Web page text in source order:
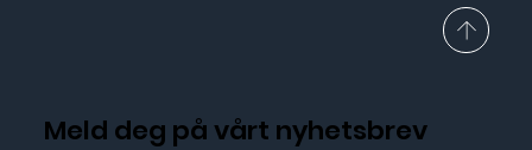
Meld deg på vårt nyhetsbrev